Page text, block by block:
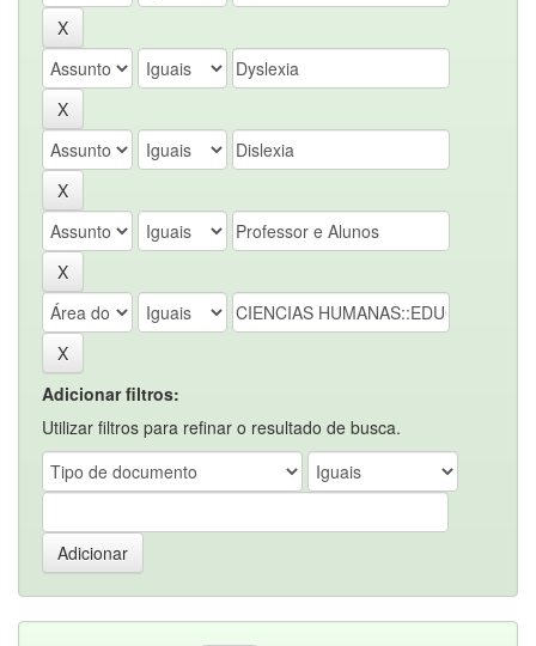
Adicionar filtros:
Utilizar filtros para refinar o resultado de busca.